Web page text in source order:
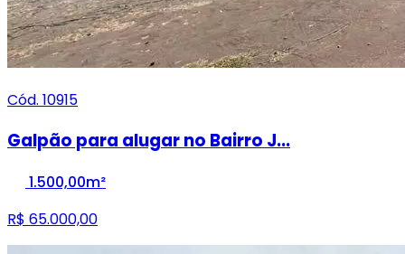
Cód. 10915
Galpão para alugar no Bairro J...
1.500,00m²
R$ 65.000,00